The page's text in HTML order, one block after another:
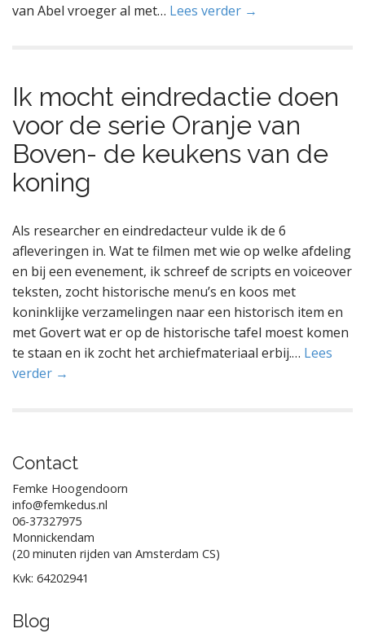
van Abel vroeger al met… Lees verder →
Ik mocht eindredactie doen
voor de serie Oranje van
Boven- de keukens van de
koning
Als researcher en eindredacteur vulde ik de 6
afleveringen in. Wat te filmen met wie op welke afdeling
en bij een evenement, ik schreef de scripts en voiceover
teksten, zocht historische menu’s en koos met
koninklijke verzamelingen naar een historisch item en
met Govert wat er op de historische tafel moest komen
te staan en ik zocht het archiefmateriaal erbij.… Lees
verder →
Contact
Femke Hoogendoorn
info@femkedus.nl
06-37327975
Monnickendam
(20 minuten rijden van Amsterdam CS)
Kvk: 64202941
Blog